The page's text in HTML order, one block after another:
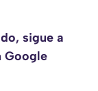
sigue a
Google